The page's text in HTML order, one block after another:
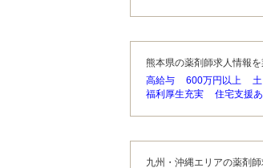
熊本県の薬剤師求人情報
高給与
600万円以上
福利厚生充実
住宅支援あ
九州・沖縄エリアの薬剤